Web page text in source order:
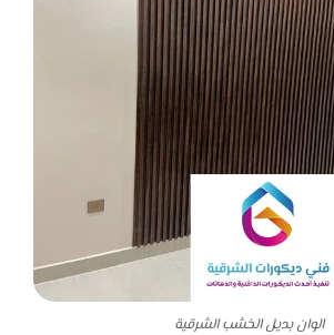
الوان بديل الخشب الشرقية